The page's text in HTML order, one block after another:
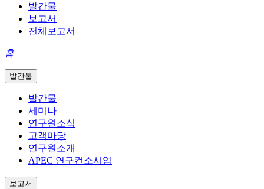
발간물
보고서
전체보고서
홈
발간물
발간물
세미나
연구원소식
고객마당
연구원소개
APEC 연구컨소시엄
보고서